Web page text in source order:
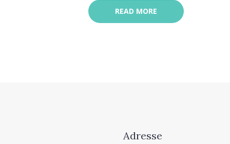
READ MORE
Adresse